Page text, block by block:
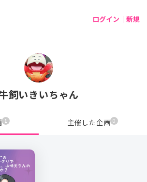
ログイン｜新規
飼いきいちゃん
1 主催した企画 0